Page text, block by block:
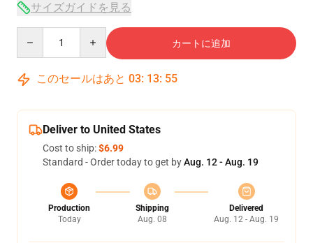
サイズガイドを見る
カートに追加
このセールはあと 03: 13: 54
Deliver to United States
Cost to ship:$6.99
Standard - Order today to get byAug. 12 - Aug. 19
Production
Today
Shipping
Aug. 08
Delivered
Aug. 12 - Aug. 19